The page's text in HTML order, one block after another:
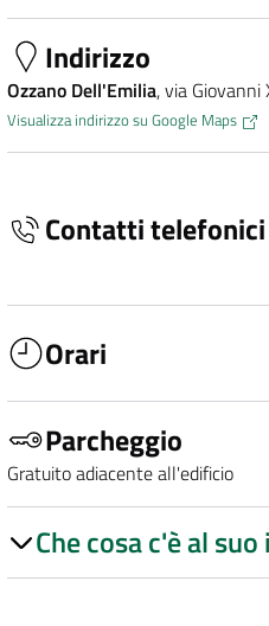
Indirizzo
Ozzano Dell'Emilia, via Giovanni
Visualizza indirizzo su Google Maps
Contatti telefonici
Orari
Parcheggio
Gratuito adiacente all'edificio
Che cosa c'è al